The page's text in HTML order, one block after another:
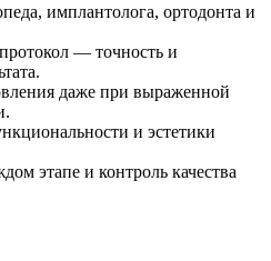
имплантолога, ортодонта и
— точность и
даже при выраженной
и эстетики
этапе и контроль качества